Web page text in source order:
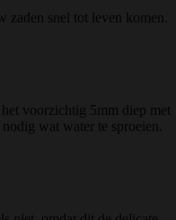
snel tot leven komen.
voorzichtig 5mm diep met
wat water te sproeien.